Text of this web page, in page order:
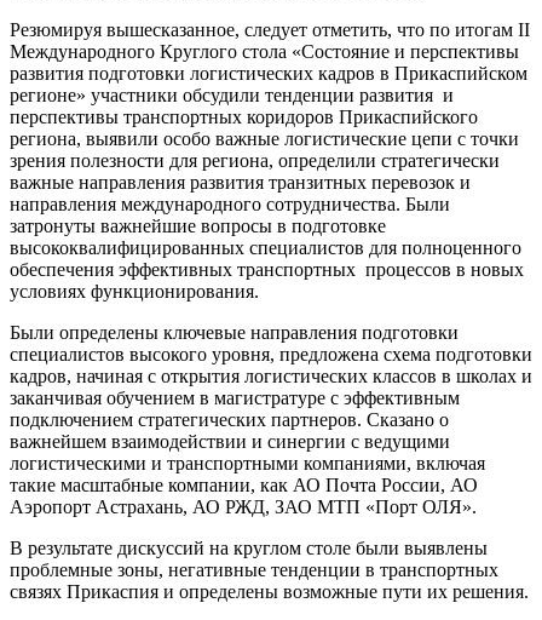
Резюмируя вышесказанное, следует отметить, что по итогам II
Международного Круглого стола «Состояние и перспективы
развития подготовки логистических кадров в Прикаспийском
регионе» участники обсудили тенденции развития и
перспективы транспортных коридоров Прикаспийского
региона, выявили особо важные логистические цепи с точки
зрения полезности для региона, определили стратегически
важные направления развития транзитных перевозок и
направления международного сотрудничества. Были
затронуты важнейшие вопросы в подготовке
высококвалифицированных специалистов для полноценного
обеспечения эффективных транспортных процессов в новых
условиях функционирования.
Были определены ключевые направления подготовки
специалистов высокого уровня, предложена схема подготовки
кадров, начиная с открытия логистических классов в школах и
заканчивая обучением в магистратуре с эффективным
подключением стратегических партнеров. Сказано о
важнейшем взаимодействии и синергии с ведущими
логистическими и транспортными компаниями, включая
такие масштабные компании, как АО Почта России, АО
Аэропорт Астрахань, АО РЖД, ЗАО МТП «Порт ОЛЯ».
В результате дискуссий на круглом столе были выявлены
проблемные зоны, негативные тенденции в транспортных
связях Прикаспия и определены возможные пути их решения.